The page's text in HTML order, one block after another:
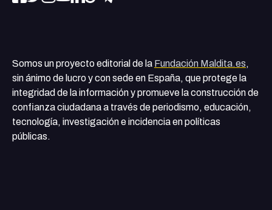
Somos un proyecto editorial de la Fundación Maldita.es,
sin ánimo de lucro y con sede en España, que protege la
integridad de la información y promueve la construcción de
confianza ciudadana a través de periodismo, educación,
tecnología, investigación e incidencia en políticas
públicas.